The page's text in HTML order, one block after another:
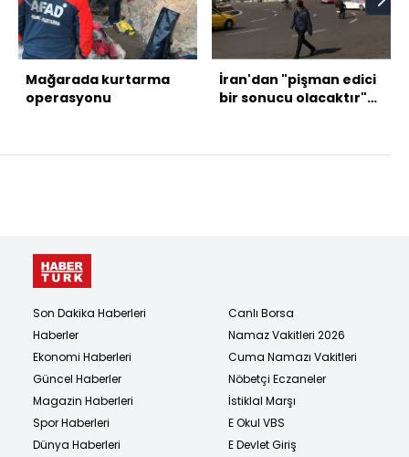
Mağarada kurtarma
operasyonu
İran'dan "pişman edici
bir sonucu olacaktır"
Son Dakika Haberleri
Haberler
Ekonomi Haberleri
Güncel Haberler
Magazin Haberleri
Spor Haberleri
Dünya Haberleri
Canlı Borsa
Namaz Vakitleri 2026
Cuma Namazı Vakitleri
Nöbetçi Eczaneler
İstiklal Marşı
E Okul VBS
E Devlet Giriş